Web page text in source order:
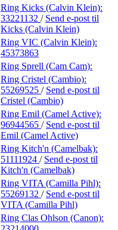
Ring Kicks (Calvin Klein):
33221132 / Send e-post til
Kicks (Calvin Klein)
Ring VIC (Calvin Klein):
45373863
Ring Sprell (Cam Cam):
Ring Cristel (Cambio):
55269525 / Send e-post til
Cristel (Cambio)
Ring Emil (Camel Active):
96944565 / Send e-post til
Emil (Camel Active)
Ring Kitch'n (Camelbak):
51111924 / Send e-post til
Kitch'n (Camelbak)
Ring VITA (Camilla Pihl):
55269132 / Send e-post til
VITA (Camilla Pihl)
Ring Clas Ohlson (Canon):